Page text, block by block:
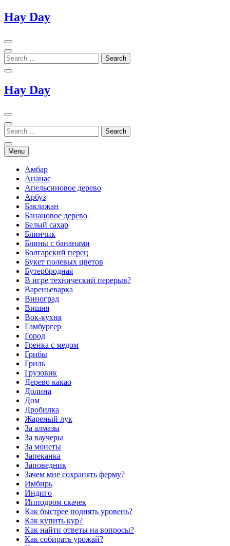
Skip
to
Hay Day
Hay Day
Menu
Амбар
Ананас
Апельсиновое дерево
Арбуз
Баклажан
Банановое дерево
Белый сахар
Блинчик
Блины с бананами
Болгарский перец
Букет полевых цветов
Бутербродная
В игре технический перерыв?
Вареньеварка
Виноград
Вишня
Вок-кухня
Гамбургер
Город
Гренка с медом
Грибы
Гриль
Грузовик
Дерево какао
Долина
Дом
Дробилка
Жареный лук
За алмазы
За ваучеры
За монеты
Запеканка
Заповедник
Зачем мне сохранять ферму?
Имбирь
Индиго
Ипподром скачек
Как быстрее поднять уровень?
Как купить кур?
Как найти ответы на вопросы?
Как собирать урожай?